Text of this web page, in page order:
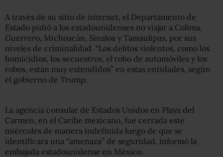
A través de su sitio de internet, el Departamento de
Estado pidió a los estadounidenses no viajar a Colima,
Guerrero, Michoacán, Sinaloa y Tamaulipas, por sus
niveles de criminalidad. “Los delitos violentos, como los
homicidios, los secuestros, el robo de automóviles y los
robos, están muy extendidos” en estas entidades, según
el gobierno de Trump.
La agencia consular de Estados Unidos en Playa del
Carmen, en el Caribe mexicano, fue cerrada este
miércoles de manera indefinida luego de que se
identificara una “amenaza” de seguridad, informó la
embajada estadounidense en México.